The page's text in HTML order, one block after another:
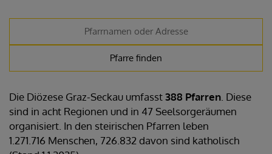
Die Diözese Graz-Seckau umfasst388 Pfarren . Diese
sind in acht Regionen und in 47 Seelsorgeräumen
organisiert. In den steirischen Pfarren leben
1.271.716 Menschen, 726.832 davon sind katholisch